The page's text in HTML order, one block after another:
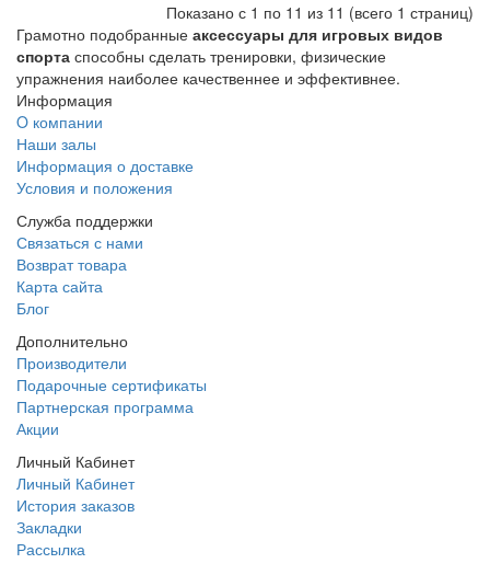
Показано с 1 по 11 из 11 (всего 1 страниц)
Грамотно подобранные аксессуары для игровых видов
спорта способны сделать тренировки, физические
упражнения наиболее качественнее и эффективнее.
Информация
O компании
Наши залы
Информация о доставке
Условия и положения
Служба поддержки
Связаться с нами
Возврат товара
Карта сайта
Блог
Дополнительно
Производители
Подарочные сертификаты
Партнерская программа
Акции
Личный Кабинет
Личный Кабинет
История заказов
Закладки
Рассылка